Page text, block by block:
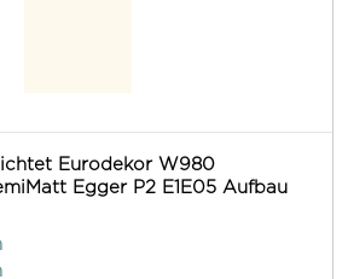
Eurodekor W980
Egger P2 E1E05 Aufbau